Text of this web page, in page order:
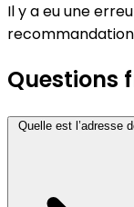
Il y a eu une
Questions
Quelle est l’adresse